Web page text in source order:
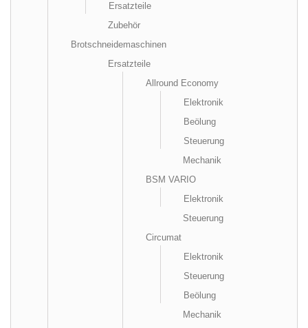
Ersatzteile
Zubehör
Brotschneidemaschinen
Ersatzteile
Allround Economy
Elektronik
Beölung
Steuerung
Mechanik
BSM VARIO
Elektronik
Steuerung
Circumat
Elektronik
Steuerung
Beölung
Mechanik